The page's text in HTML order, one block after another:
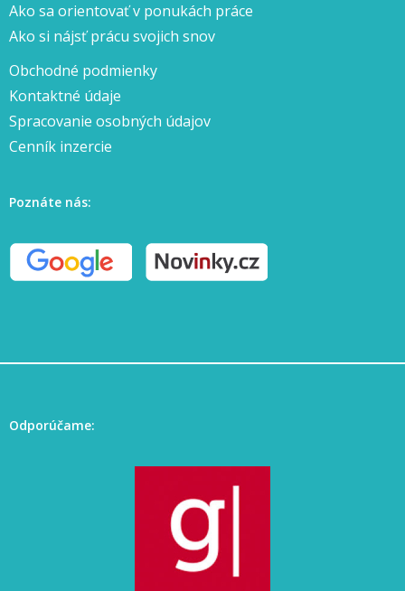
Ako sa orientovať v ponukách práce
Ako si nájsť prácu svojich snov
Obchodné podmienky
Kontaktné údaje
Spracovanie osobných údajov
Cenník inzercie
Poznáte nás:
Odporúčame: